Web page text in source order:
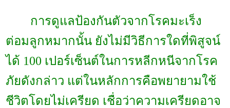
การดูแลป้องกันตัวจากโรคมะเร็ง
ต่อมลูกหมากนั้น ยังไม่มีวิธีการใดที่พิสูจน์
ได้ 100 เปอร์เซ็นต์ในการหลีกหนีจากโรค
ภัยดังกล่าว แต่ในหลักการคือพยายามใช้
ชีวิตโดยไม่เครียด เชื่อว่าความเครียดอาจ